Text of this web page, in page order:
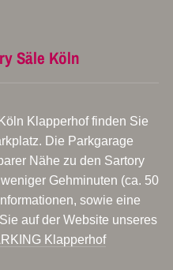
Säle Köln
Klapperhof finden Sie
Die Parkgarage
Nähe zu den Sartory
Gehminuten (ca. 50
sowie eine
auf der Website unseres
Klapperhof